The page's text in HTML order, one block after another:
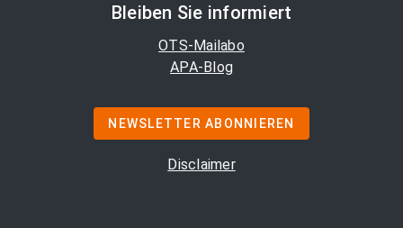
Bleiben Sie informiert
OTS-Mailabo
APA-Blog
NEWSLETTER ABONNIEREN
Disclaimer